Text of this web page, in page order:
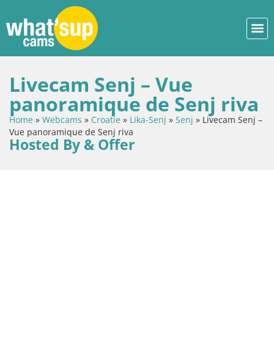
Livecam Senj – Vue
panoramique de Senj riva
Home » Webcams » Croatie » Lika-Senj » Senj » Livecam Senj –
Vue panoramique de Senj riva
Hosted By & Offer